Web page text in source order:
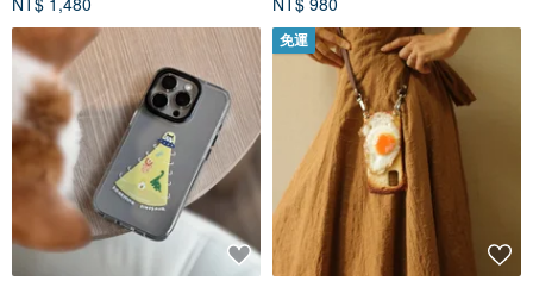
免運